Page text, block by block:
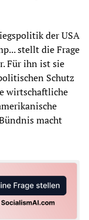
der USA
stellt die Frage
Für ihn ist sie
Schutz
wirtschaftliche
macht